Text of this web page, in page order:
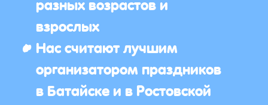
взрослых
Нас считают лучшим
организатором праздников
в Батайске и в Ростовской